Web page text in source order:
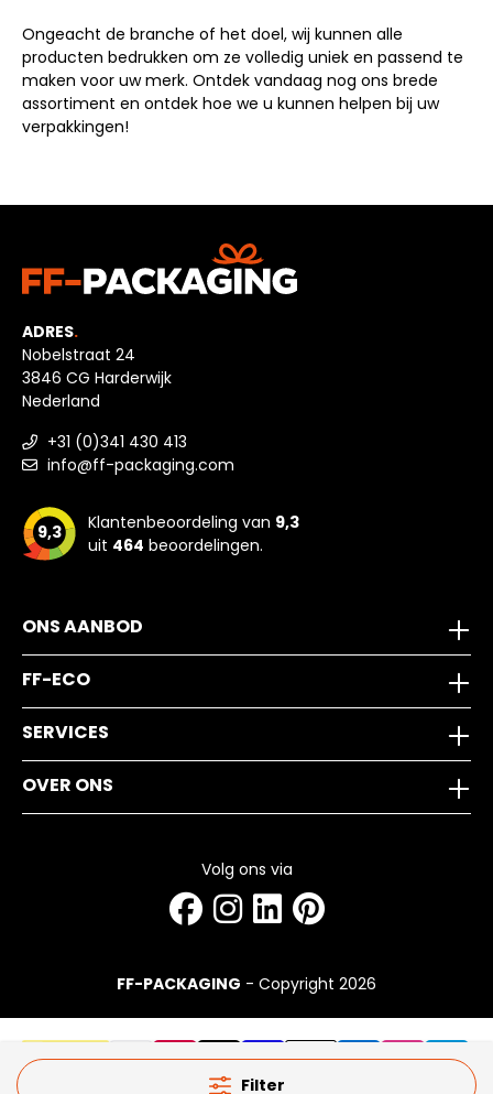
Filter
Ongeacht de branche of het doel, wij kunnen alle
producten bedrukken om ze volledig uniek en passend te
maken voor uw merk. Ontdek vandaag nog ons brede
assortiment en ontdek hoe we u kunnen helpen bij uw
verpakkingen!
ADRES.
Nobelstraat 24
3846 CG Harderwijk
Nederland
+31 (0)341 430 413
info@ff-packaging.com
9,3 Klantenbeoordeling van 9,3
uit 464 beoordelingen.
ONS AANBOD
FF-ECO
SERVICES
OVER ONS
Volg ons via
FF-PACKAGING - Copyright 2026